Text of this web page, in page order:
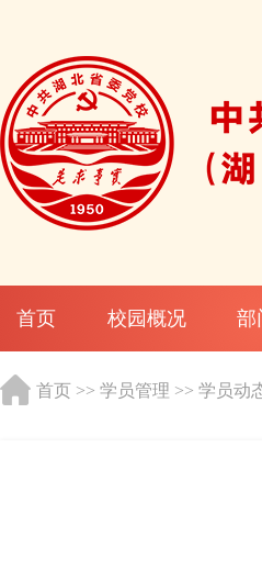
首页 校园概况 部
首页 >> 学员管理 >> 学员动